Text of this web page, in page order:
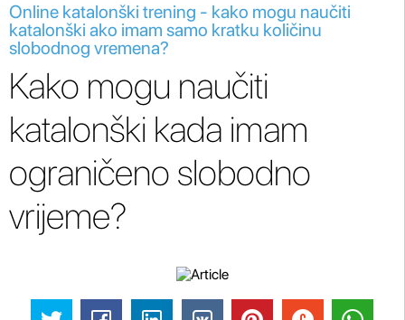
Online katalonški trening - kako mogu naučiti
katalonški ako imam samo kratku količinu
slobodnog vremena?
Kako mogu naučiti
katalonški kada imam
ograničeno slobodno
vrijeme?